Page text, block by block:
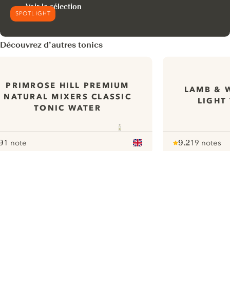
SPOTLIGHT
Voir la sélection
Découvrez d’autres tonics
PRIMROSE HILL PREMIUM
NATURAL MIXERS CLASSIC
TONIC WATER
1 note
LAMB &
LIGHT
9.219 notes